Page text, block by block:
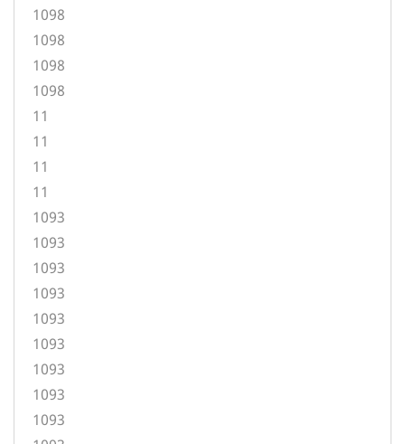
1098
1098
1098
1098
11
11
11
11
1093
1093
1093
1093
1093
1093
1093
1093
1093